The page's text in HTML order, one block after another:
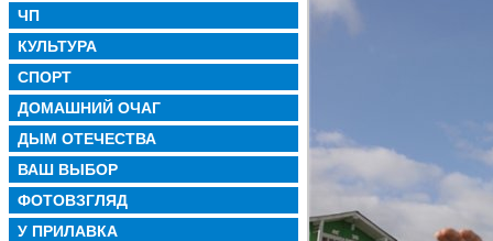
ЧП
КУЛЬТУРА
СПОРТ
ДОМАШНИЙ ОЧАГ
ДЫМ ОТЕЧЕСТВА
ВАШ ВЫБОР
ФОТОВЗГЛЯД
У ПРИЛАВКА